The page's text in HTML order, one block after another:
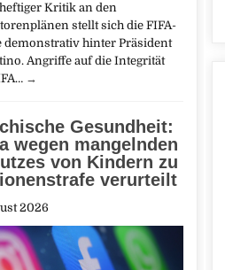
Kritik an den
stellt sich die FIFA-
demonstrativ hinter Präsident
Angriffe auf die Integrität
→
Gesundheit:
wegen mangelnden
von Kindern zu
verurteilt
2026